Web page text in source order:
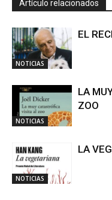
Artículo relacionados
NOTICIAS
EL
NOTICIAS
LA
ZOO
NOTICIAS
LA